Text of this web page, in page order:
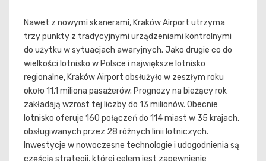
Nawet z nowymi skanerami, Kraków Airport utrzyma
trzy punkty z tradycyjnymi urządzeniami kontrolnymi
do użytku w sytuacjach awaryjnych. Jako drugie co do
wielkości lotnisko w Polsce i największe lotnisko
regionalne, Kraków Airport obsłużyło w zeszłym roku
około 11,1 miliona pasażerów. Prognozy na bieżący rok
zakładają wzrost tej liczby do 13 milionów. Obecnie
lotnisko oferuje 160 połączeń do 114 miast w 35 krajach,
obsługiwanych przez 28 różnych linii lotniczych.
Inwestycje w nowoczesne technologie i udogodnienia są
częścią strategii, której celem jest zapewnienie